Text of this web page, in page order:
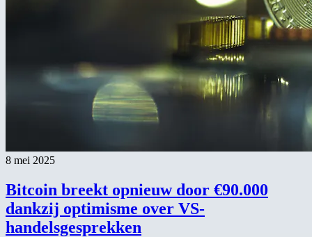
8 mei 2025
Bitcoin breekt opnieuw door €90.000
dankzij optimisme over VS-
handelsgesprekken